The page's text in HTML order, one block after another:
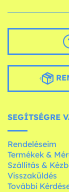
SEGÍTSÉGRE
Rendeléseim
Termékek &
Szállítás &
Visszaküldés
További